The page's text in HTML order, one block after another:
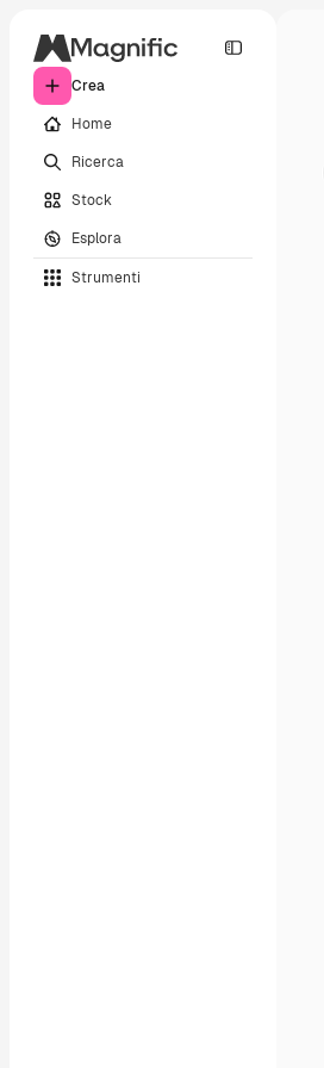
Crea
Home
Ricerca
Stock
Esplora
Strumenti